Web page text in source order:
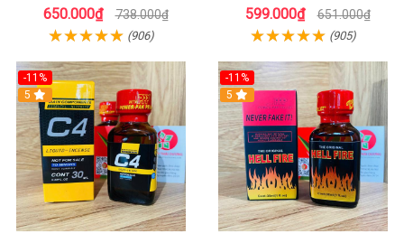
PWD - Tăng Khoái Cảm Mạnh
650.000₫ 738.000₫
(906)
599.000₫ 651.000₫
(905)
-11%
5
-11%
5